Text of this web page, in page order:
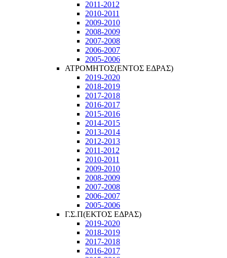
2011-2012
2010-2011
2009-2010
2008-2009
2007-2008
2006-2007
2005-2006
ΑΤΡΟΜΗΤΟΣ(ΕΝΤΟΣ ΕΔΡΑΣ)
2019-2020
2018-2019
2017-2018
2016-2017
2015-2016
2014-2015
2013-2014
2012-2013
2011-2012
2010-2011
2009-2010
2008-2009
2007-2008
2006-2007
2005-2006
Γ.Σ.Π(ΕΚΤΟΣ ΕΔΡΑΣ)
2019-2020
2018-2019
2017-2018
2016-2017